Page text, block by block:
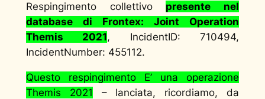
Respingimento collettivo presente nel
database di Frontex: Joint Operation
Themis 2021, IncidentID: 710494,
IncidentNumber: 455112.
Questo respingimento E’ una operazione
Themis 2021 – lanciata, ricordiamo, da